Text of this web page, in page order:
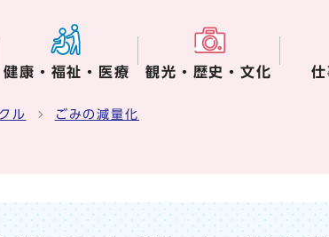
健康・福祉・医療 観光・歴史・文化
ル ごみの減量化